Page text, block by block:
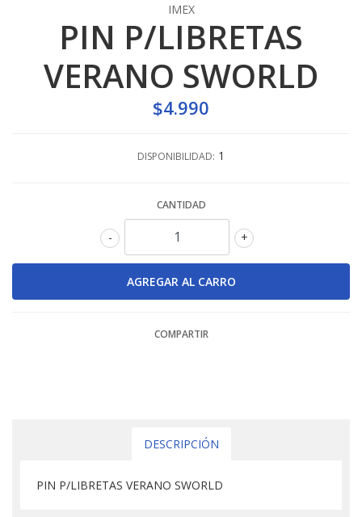
IMEX
PIN P/LIBRETAS
VERANO SWORLD
$4.990
DISPONIBILIDAD: 1
CANTIDAD
+
-
COMPARTIR
DESCRIPCIÓN
PIN P/LIBRETAS VERANO SWORLD